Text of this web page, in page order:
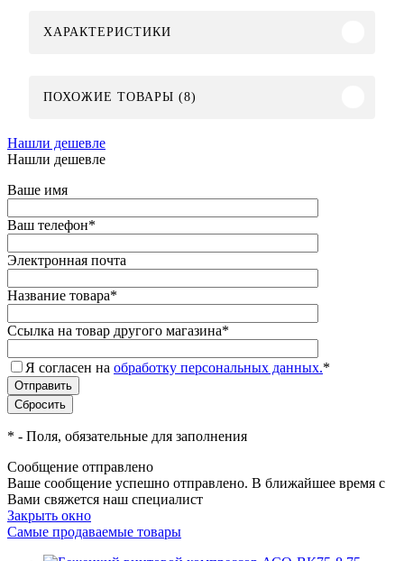
ХАРАКТЕРИСТИКИ
ПОХОЖИЕ ТОВАРЫ (8)
Нашли дешевле
Нашли дешевле
Ваше имя
Ваш телефон*
Электронная почта
Название товара*
Ссылка на товар другого магазина*
Я согласен на обработку персональных данных.*
* - Поля, обязательные для заполнения
Сообщение отправлено
Ваше сообщение успешно отправлено. В ближайшее время с
Вами свяжется наш специалист
Закрыть окно
Самые продаваемые товары